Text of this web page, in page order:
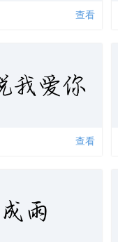
查看
我爱你
查看
雨